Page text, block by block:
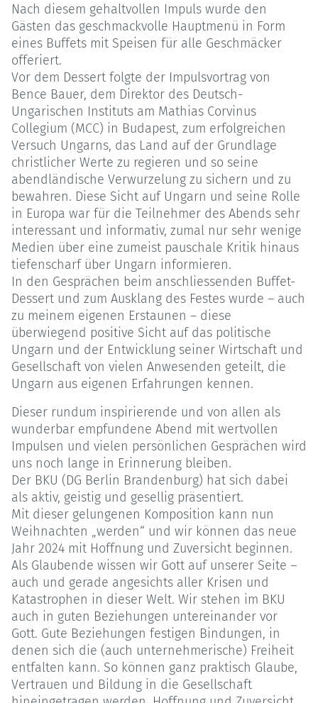
Nach diesem gehaltvollen Impuls wurde den
Gästen das geschmackvolle Hauptmenü in Form
eines Buffets mit Speisen für alle Geschmäcker
offeriert.
Vor dem Dessert folgte der Impulsvortrag von
Bence Bauer, dem Direktor des Deutsch-
Ungarischen Instituts am Mathias Corvinus
Collegium (MCC) in Budapest, zum erfolgreichen
Versuch Ungarns, das Land auf der Grundlage
christlicher Werte zu regieren und so seine
abendländische Verwurzelung zu sichern und zu
bewahren. Diese Sicht auf Ungarn und seine Rolle
in Europa war für die Teilnehmer des Abends sehr
interessant und informativ, zumal nur sehr wenige
Medien über eine zumeist pauschale Kritik hinaus
tiefenscharf über Ungarn informieren.
In den Gesprächen beim anschliessenden Buffet-
Dessert und zum Ausklang des Festes wurde – auch
zu meinem eigenen Erstaunen – diese
überwiegend positive Sicht auf das politische
Ungarn und der Entwicklung seiner Wirtschaft und
Gesellschaft von vielen Anwesenden geteilt, die
Ungarn aus eigenen Erfahrungen kennen.
Dieser rundum inspirierende und von allen als
wunderbar empfundene Abend mit wertvollen
Impulsen und vielen persönlichen Gesprächen wird
uns noch lange in Erinnerung bleiben.
Der BKU (DG Berlin Brandenburg) hat sich dabei
als aktiv, geistig und gesellig präsentiert.
Mit dieser gelungenen Komposition kann nun
Weihnachten „werden“ und wir können das neue
Jahr 2024 mit Hoffnung und Zuversicht beginnen.
Als Glaubende wissen wir Gott auf unserer Seite –
auch und gerade angesichts aller Krisen und
Katastrophen in dieser Welt. Wir stehen im BKU
auch in guten Beziehungen untereinander vor
Gott. Gute Beziehungen festigen Bindungen, in
denen sich die (auch unternehmerische) Freiheit
entfalten kann. So können ganz praktisch Glaube,
Vertrauen und Bildung in die Gesellschaft